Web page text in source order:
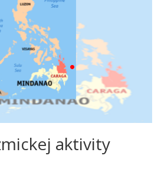
aktivity